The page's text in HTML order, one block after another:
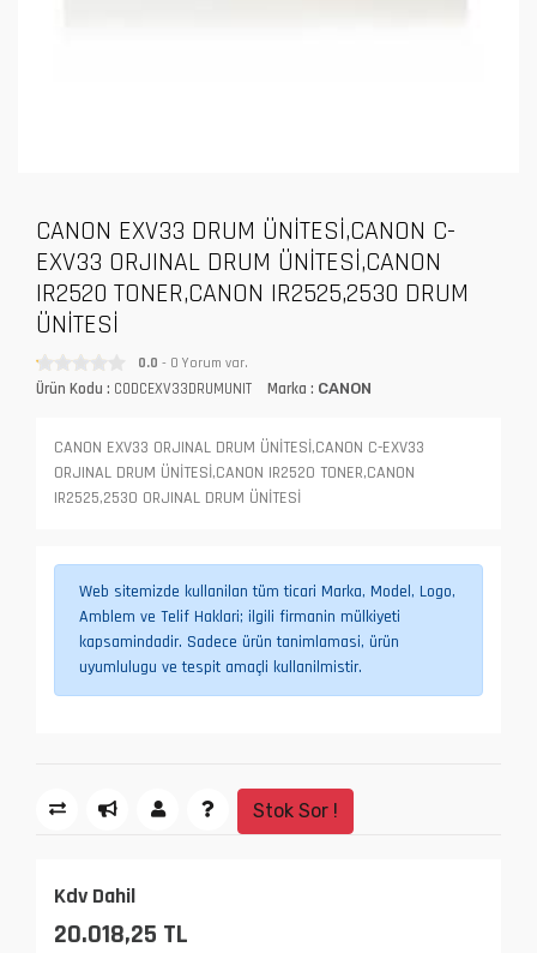
CANON EXV33 DRUM ÜNİTESİ,CANON C-
EXV33 ORJINAL DRUM ÜNİTESİ,CANON
IR2520 TONER,CANON IR2525,2530 DRUM
ÜNİTESİ
0.0 - 0 Yorum var.
Ürün Kodu : CODCEXV33DRUMUNIT Marka : CANON
CANON EXV33 ORJINAL DRUM ÜNİTESİ,CANON C-EXV33
ORJINAL DRUM ÜNİTESİ,CANON IR2520 TONER,CANON
IR2525,2530 ORJINAL DRUM ÜNİTESİ
Web sitemizde kullanilan tüm ticari Marka, Model, Logo,
Amblem ve Telif Haklari; ilgili firmanin mülkiyeti
kapsamindadir. Sadece ürün tanimlamasi, ürün
uyumlulugu ve tespit amaçli kullanilmistir.
Stok Sor !
Kdv Dahil
20.018,25 TL